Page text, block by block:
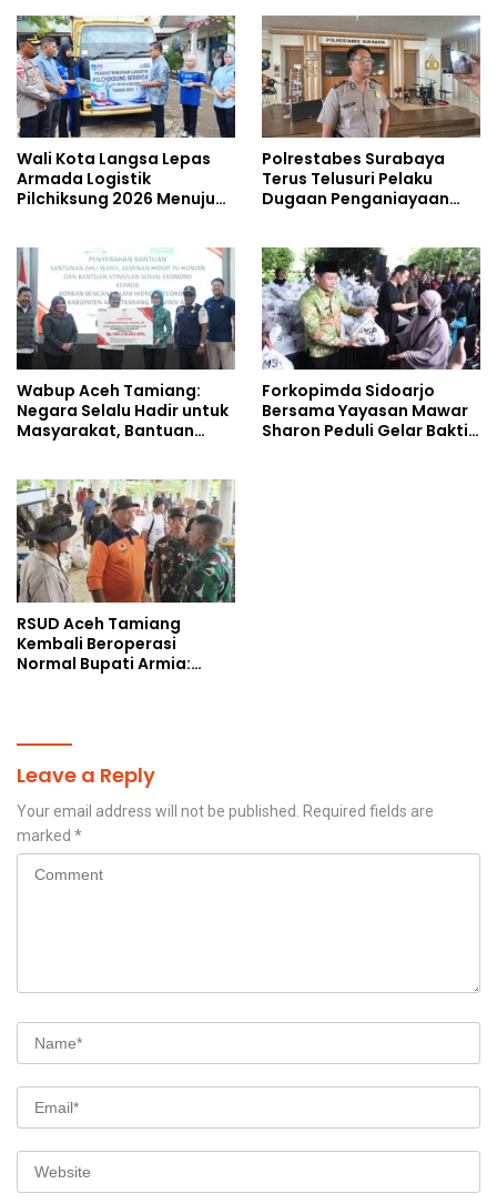
Wali Kota Langsa Lepas
Armada Logistik
Pilchiksung 2026 Menuju
Polrestabes Surabaya
Terus Telusuri Pelaku
Dugaan Penganiayaan
Wabup Aceh Tamiang:
Negara Selalu Hadir untuk
Masyarakat, Bantuan
Forkopimda Sidoarjo
Bersama Yayasan Mawar
Sharon Peduli Gelar Bakti
RSUD Aceh Tamiang
Kembali Beroperasi
Normal Bupati Armia:
Leave a Reply
Your email address will not be published.
Required fields are
marked *